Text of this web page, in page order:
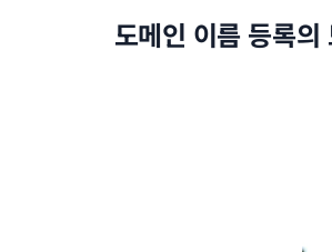
PORTFOLIO
도메인 이름 등록